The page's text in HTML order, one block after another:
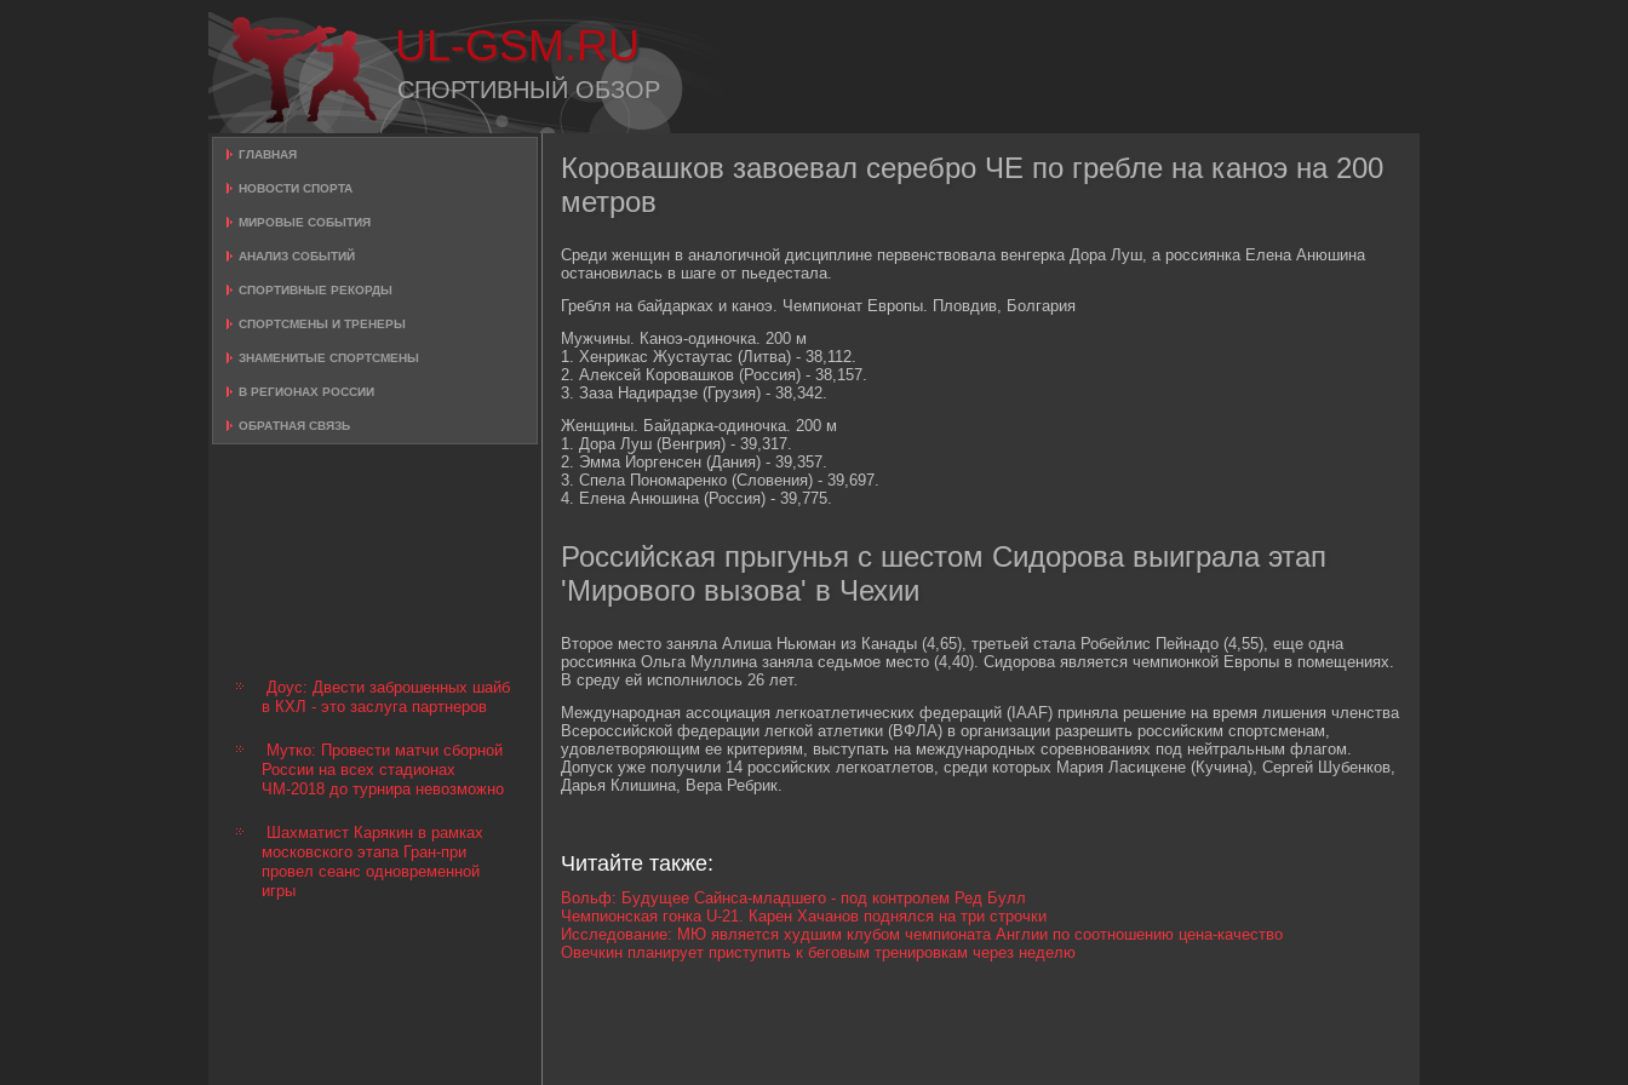
UL-GSM.RU
СПОРТИВНЫЙ ОБЗОР
ГЛАВНАЯ
НОВОСТИ СПОРТА
МИРОВЫЕ СОБЫТИЯ
АНАЛИЗ СОБЫТИЙ
СПОРТИВНЫЕ РЕКОРДЫ
СПОРТСМЕНЫ И ТРЕНЕРЫ
ЗНАМЕНИТЫЕ СПОРТСМЕНЫ
В РЕГИОНАХ РОССИИ
ОБРАТНАЯ СВЯЗЬ
Доус: Двести заброшенных шайб
в КХЛ - это заслуга партнеров
Мутко: Провести матчи сборной
России на всех стадионах
ЧМ-2018 до турнира невозможно
Шахматист Карякин в рамках
московского этапа Гран-при
провел сеанс одновременной
игры
Коровашков завоевал серебро ЧЕ по гребле на каноэ на 200
метров
Среди женщин в аналогичной дисциплине первенствовала венгерка Дора Луш, а россиянка Елена Анюшина
остановилась в шаге от пьедестала.
Гребля на байдарках и каноэ. Чемпионат Европы. Пловдив, Болгария
Мужчины. Каноэ-одиночка. 200 м
1. Хенрикас Жустаутас (Литва) - 38,112.
2. Алексей Коровашков (Россия) - 38,157.
3. Заза Надирадзе (Грузия) - 38,342.
Женщины. Байдарка-одиночка. 200 м
1. Дора Луш (Венгрия) - 39,317.
2. Эмма Йоргенсен (Дания) - 39,357.
3. Спела Пономаренко (Словения) - 39,697.
4. Елена Анюшина (Россия) - 39,775.
Российская прыгунья с шестом Сидорова выиграла этап
'Мирового вызова' в Чехии
Второе место заняла Алиша Ньюман из Канады (4,65), третьей стала Робейлис Пейнадо (4,55), еще одна
россиянка Ольга Муллина заняла седьмое место (4,40). Сидорова является чемпионкой Европы в помещениях.
В среду ей исполнилось 26 лет.
Международная ассоциация легкоатлетических федераций (IAAF) приняла решение на время лишения членства
Всероссийской федерации легкой атлетики (ВФЛА) в организации разрешить российским спортсменам,
удовлетворяющим ее критериям, выступать на международных соревнованиях под нейтральным флагом.
Допуск уже получили 14 российских легкоатлетов, среди которых Мария Ласицкене (Кучина), Сергей Шубенков,
Дарья Клишина, Вера Ребрик.
Читайте также:
Вольф: Будущее Сайнса-младшего - под контролем Ред Булл
Чемпионская гонка U-21. Карен Хачанов поднялся на три строчки
Исследование: МЮ является худшим клубом чемпионата Англии по соотношению цена-качество
Овечкин планирует приступить к беговым тренировкам через неделю